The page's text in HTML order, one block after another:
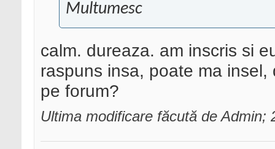
Multumesc
calm. dureaza. am inscris si
raspuns insa, poate ma
pe forum?
Ultima modificare făcută de